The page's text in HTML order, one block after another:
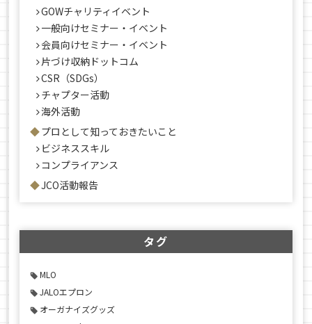
GOWチャリティイベント
一般向けセミナー・イベント
会員向けセミナー・イベント
片づけ収納ドットコム
CSR（SDGs）
チャプター活動
海外活動
プロとして知っておきたいこと
ビジネススキル
コンプライアンス
JCO活動報告
タグ
MLO
JALOエプロン
オーガナイズグッズ